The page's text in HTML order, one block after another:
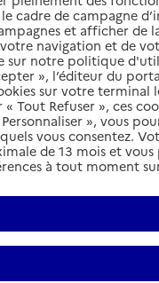
cadre de campagne
et afficher de
navigation et de
sur notre politique
», l’éditeur du
sur votre terminal
Tout Refuser », ces
», vous
vous consentez.
de 13 mois et
à tout moment